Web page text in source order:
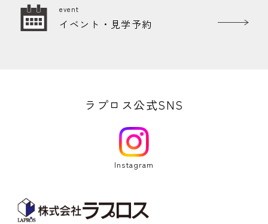
event
イベント・見学予約
ラプロス公式SNS
Instagram